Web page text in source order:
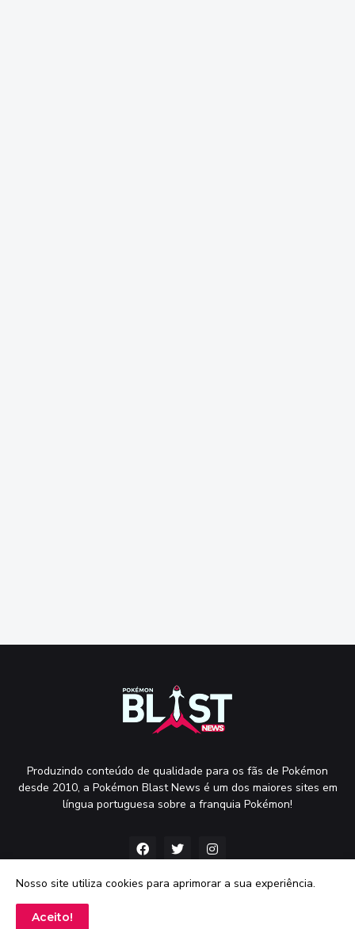
Produzindo conteúdo de qualidade para os fãs de Pokémon
desde 2010, a Pokémon Blast News é um dos maiores sites em
língua portuguesa sobre a franquia Pokémon!
Nosso site utiliza cookies para aprimorar a sua experiência.
Aceito!